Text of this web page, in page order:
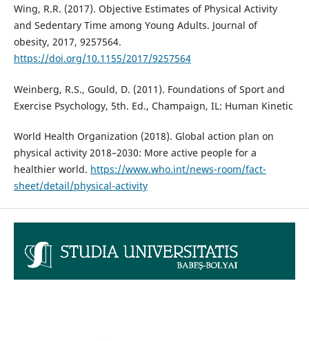
Wing, R.R. (2017). Objective Estimates of Physical Activity
and Sedentary Time among Young Adults. Journal of
obesity, 2017, 9257564.
https://doi.org/10.1155/2017/9257564
Weinberg, R.S., Gould, D. (2011). Foundations of Sport and
Exercise Psychology, 5th. Ed., Champaign, IL: Human Kinetic
World Health Organization (2018). Global action plan on
physical activity 2018–2030: More active people for a
healthier world. https://www.who.int/news-room/fact-
sheet/detail/physical-activity